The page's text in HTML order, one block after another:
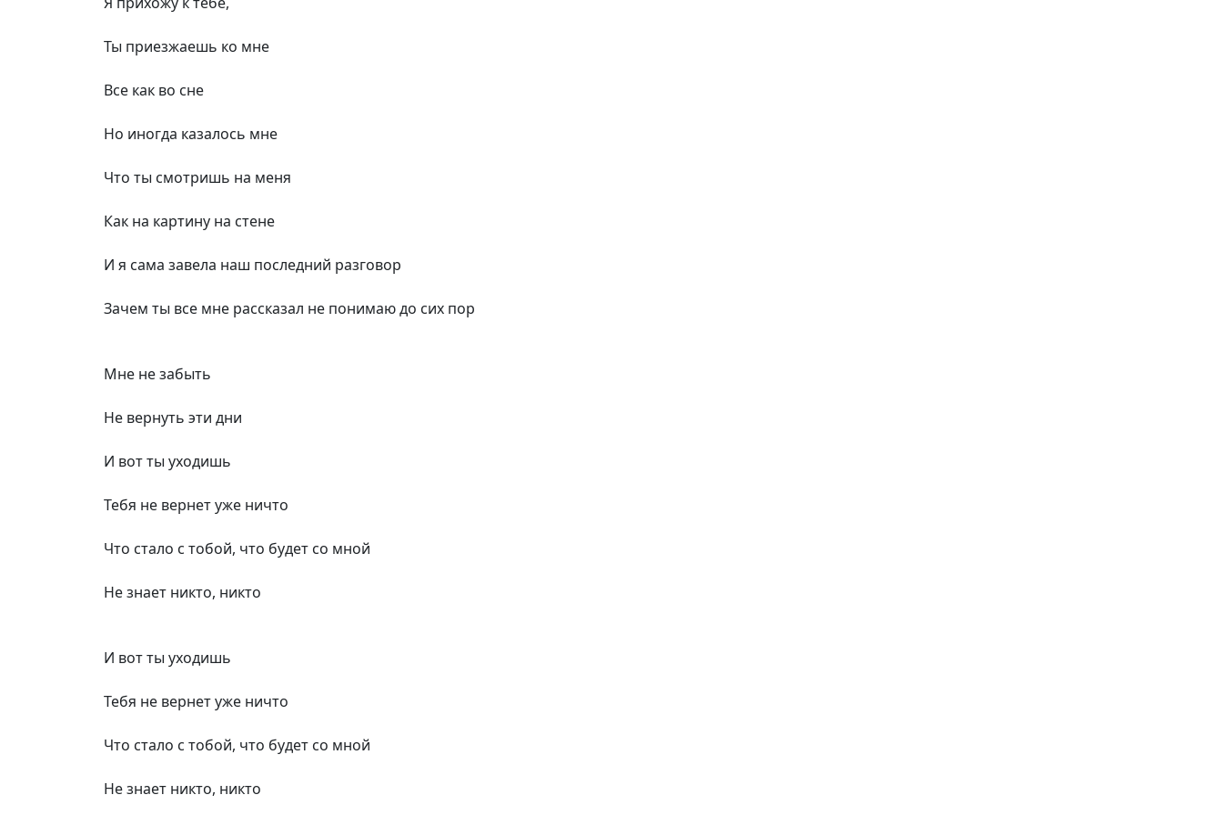
Ты приезжаешь ко мне
Все как во сне
Но иногда казалось мне
Что ты смотришь на меня
Как на картину на стене
И я сама завела наш последний разговор
Зачем ты все мне рассказал не понимаю до сих пор
Мне не забыть
Не вернуть эти дни
И вот ты уходишь
Тебя не вернет уже ничто
Что стало с тобой, что будет со мной
Не знает никто, никто
И вот ты уходишь
Тебя не вернет уже ничто
Что стало с тобой, что будет со мной
Не знает никто, никто